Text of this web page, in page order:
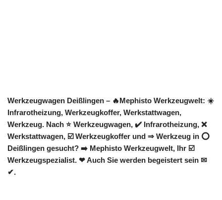
Werkzeugwagen Deißlingen – 🔥Mephisto Werkzeugwelt: ☀️
Infrarotheizung, Werkzeugkoffer, Werkstattwagen,
Werkzeug. Nach ⭐ Werkzeugwagen, ✔️ Infrarotheizung, ❌
Werkstattwagen, ☑️ Werkzeugkoffer und ⇒ Werkzeug in ⭕
Deißlingen gesucht? ➡️ Mephisto Werkzeugwelt, Ihr ☑️
Werkzeugspezialist. ❤ Auch Sie werden begeistert sein ✉
✔.